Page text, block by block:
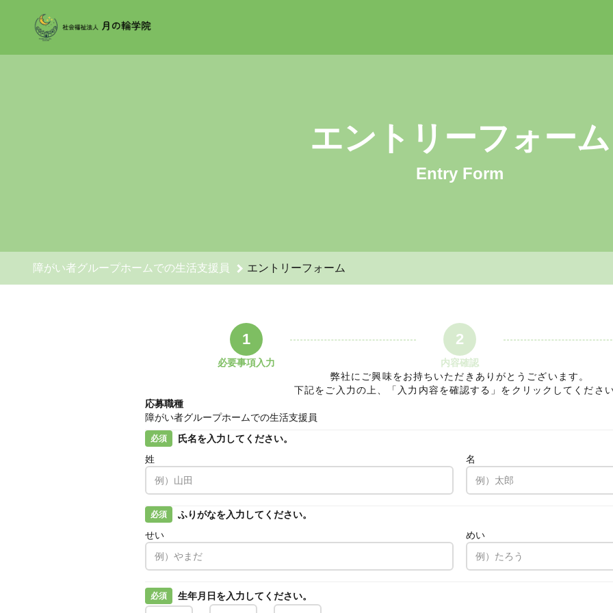
エントリーフォーム
Entry Form
障がい者グループホームでの生活支援員 エントリーフォーム
1
必要事項入力
2
内容確認
弊社にご興味をお持ちいただきありがとうございます。
下記をご入力の上、「入力内容を確認する」をクリックしてください
応募職種
障がい者グループホームでの生活支援員
必須
氏名を入力してください。
姓
名
必須
ふりがなを入力してください。
せい
めい
必須 生年月日を入力してください。